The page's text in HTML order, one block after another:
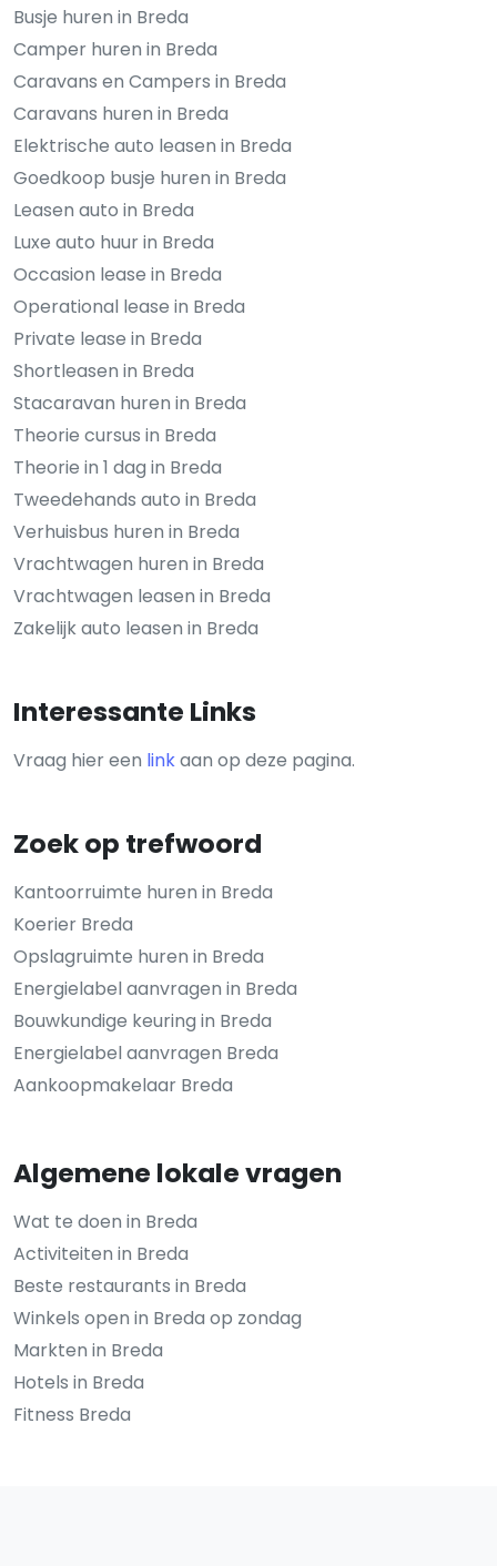
Busje huren in Breda
Camper huren in Breda
Caravans en Campers in Breda
Caravans huren in Breda
Elektrische auto leasen in Breda
Goedkoop busje huren in Breda
Leasen auto in Breda
Luxe auto huur in Breda
Occasion lease in Breda
Operational lease in Breda
Private lease in Breda
Shortleasen in Breda
Stacaravan huren in Breda
Theorie cursus in Breda
Theorie in 1 dag in Breda
Tweedehands auto in Breda
Verhuisbus huren in Breda
Vrachtwagen huren in Breda
Vrachtwagen leasen in Breda
Zakelijk auto leasen in Breda
Interessante Links
Vraag hier een linkaan op deze pagina.
Zoek op trefwoord
Kantoorruimte huren in Breda
Koerier Breda
Opslagruimte huren in Breda
Energielabel aanvragen in Breda
Bouwkundige keuring in Breda
Energielabel aanvragen Breda
Aankoopmakelaar Breda
Algemene lokale vragen
Wat te doen in Breda
Activiteiten in Breda
Beste restaurants in Breda
Winkels open in Breda op zondag
Markten in Breda
Hotels in Breda
Fitness Breda